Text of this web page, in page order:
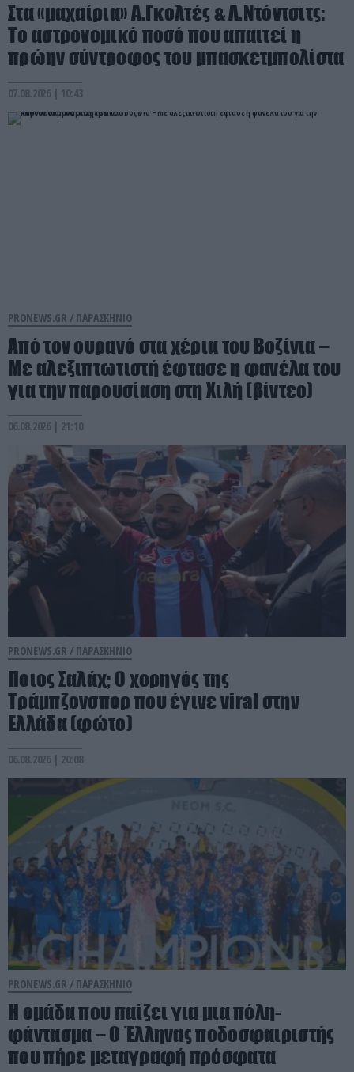
Στα «μαχαίρια» Α.Γκολτές & Λ.Ντόντσιτς:
Το αστρονομικό ποσό που απαιτεί η
πρώην σύντροφος του μπασκετμπολίστα
07.08.2026 | 10:43
PRONEWS.GR / ΠΑΡΑΣΚΗΝΙΟ
Από τον ουρανό στα χέρια του Βοζίνια –
Με αλεξιπτωτιστή έφτασε η φανέλα του
για την παρουσίαση στη Χιλή (βίντεο)
06.08.2026 | 21:10
PRONEWS.GR / ΠΑΡΑΣΚΗΝΙΟ
Ποιος Σαλάχ; Ο χορηγός της
Τράμπζονσπορ που έγινε viral στην
Ελλάδα (φώτο)
06.08.2026 | 20:08
PRONEWS.GR / ΠΑΡΑΣΚΗΝΙΟ
Η ομάδα που παίζει για μια πόλη-
φάντασμα – Ο Έλληνας ποδοσφαιριστής
που πήρε μεταγραφή πρόσφατα